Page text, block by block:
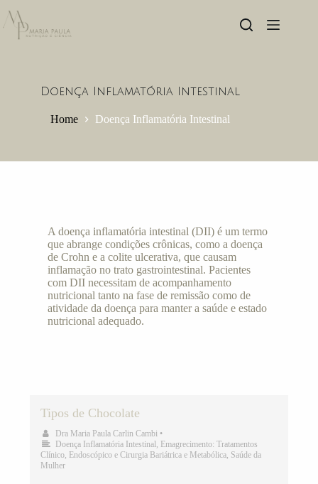
Doença Inflamatória Intestinal
Home Doença Inflamatória Intestinal
A doença inflamatória intestinal (DII) é um termo
que abrange condições crônicas, como a doença
de Crohn e a colite ulcerativa, que causam
inflamação no trato gastrointestinal. Pacientes
com DII necessitam de acompanhamento
nutricional tanto na fase de remissão como de
atividade da doença para manter a saúde e estado
nutricional adequado.
Tipos de Chocolate
Dra Maria Paula Carlin Cambi •
Doença Inflamatória Intestinal, Emagrecimento: Tratamentos
Clínico, Endoscópico e Cirurgia Bariátrica e Metabólica, Saúde da
Mulher